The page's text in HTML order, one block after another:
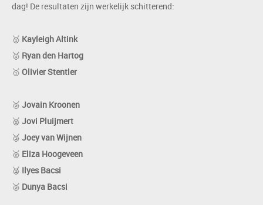
dag! De resultaten zijn werkelijk schitterend:
🥇 Kayleigh Altink
🥇 Ryan den Hartog
🥇 Olivier Stentler
🥈 Jovain Kroonen
🥈 Jovi Pluijmert
🥈 Joey van Wijnen
🥈 Eliza Hoogeveen
🥈 Ilyes Bacsi
🥈 Dunya Bacsi